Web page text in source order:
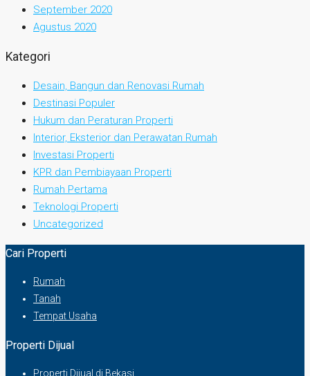
September 2020
Agustus 2020
Kategori
Desain, Bangun dan Renovasi Rumah
Destinasi Populer
Hukum dan Peraturan Properti
Interior, Eksterior dan Perawatan Rumah
Investasi Properti
KPR dan Pembiayaan Properti
Rumah Pertama
Teknologi Properti
Uncategorized
Cari Properti
Rumah
Tanah
Tempat Usaha
Properti Dijual
Properti Dijual di Bekasi